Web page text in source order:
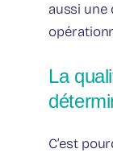
aussi
La
C’est